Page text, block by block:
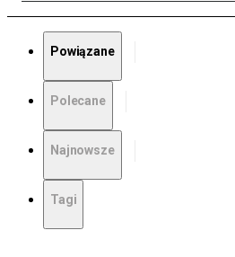
Powiązane
Polecane
Najnowsze
Tagi